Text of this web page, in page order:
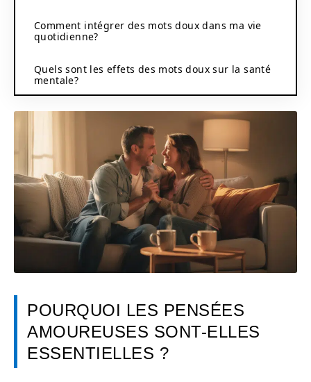
Comment intégrer des mots doux dans ma vie
quotidienne?
Quels sont les effets des mots doux sur la santé
mentale?
POURQUOI LES PENSÉES
AMOUREUSES SONT-ELLES
ESSENTIELLES ?